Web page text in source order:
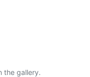
the gallery.